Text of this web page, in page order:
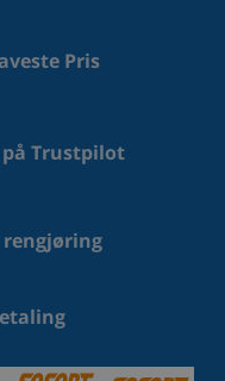
Pris
Trustpilot